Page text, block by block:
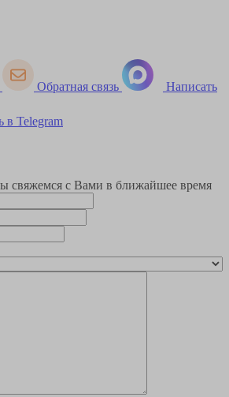
Обратная связь Написать
в Telegram
свяжемся с Вами в ближайшее время